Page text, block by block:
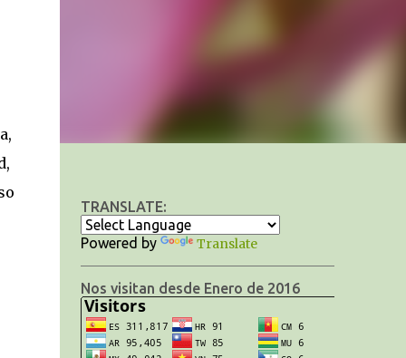
TRANSLATE:
Powered by Translate
Nos visitan desde Enero de 2016